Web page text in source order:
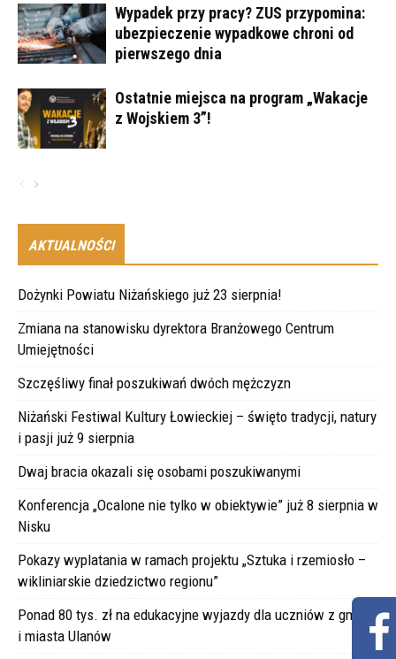
Wypadek przy pracy? ZUS przypomina:
ubezpieczenie wypadkowe chroni od
pierwszego dnia
Ostatnie miejsca na program „Wakacje
z Wojskiem 3”!
AKTUALNOŚCI
Dożynki Powiatu Niżańskiego już 23 sierpnia!
Zmiana na stanowisku dyrektora Branżowego Centrum
Umiejętności
Szczęśliwy finał poszukiwań dwóch mężczyzn
Niżański Festiwal Kultury Łowieckiej – święto tradycji, natury
i pasji już 9 sierpnia
Dwaj bracia okazali się osobami poszukiwanymi
Konferencja „Ocalone nie tylko w obiektywie” już 8 sierpnia w
Nisku
Pokazy wyplatania w ramach projektu „Sztuka i rzemiosło –
wikliniarskie dziedzictwo regionu”
Ponad 80 tys. zł na edukacyjne wyjazdy dla uczniów z gminy
i miasta Ulanów